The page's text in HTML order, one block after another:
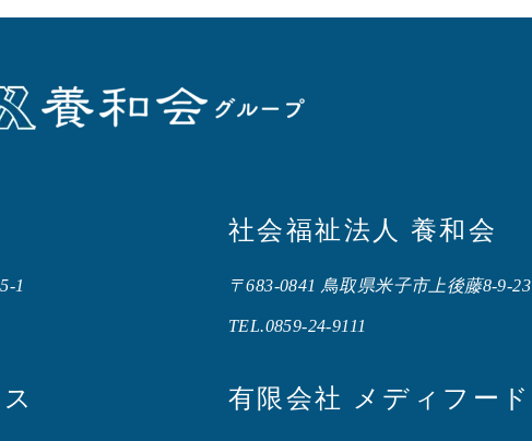
1
社会福祉法人 養和会
〒683-0841 鳥取県米子市上後藤8-9-23
TEL.0859-24-9111
有限会社 メディフード